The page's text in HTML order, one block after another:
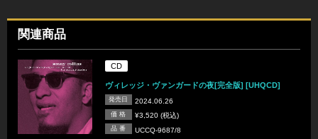
関連商品
CD
ヴィレッジ・ヴァンガードの夜[完全版] [UHQCD]
発売日 2024.06.26
価 格 ¥3,520 (税込)
品 番 UCCQ-9687/8